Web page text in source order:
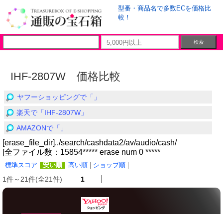
型番・商品名で多数ECを価格比
較！
IHF-2807W 価格比較
ヤフーショッピングで「」
楽天で「IHF-2807W」
AMAZONで「」
[erase_file_dir]../search/cashdata2/av/audio/cash/
[全ファイル数：15854***** erase num 0 *****
標準スコア 安い順 高い順 ショップ順
1件～21件(全21件) 1